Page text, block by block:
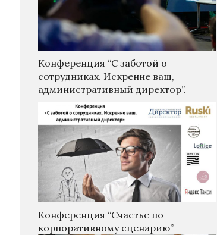
Конференция “С заботой о
сотрудниках. Искренне ваш,
административный директор”.
Конференция “Счастье по
корпоративному сценарию”